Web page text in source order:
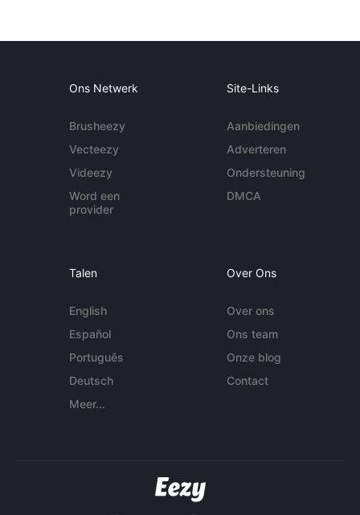
Ons Netwerk
Brusheezy
Vecteezy
Videezy
Word een
provider
Site-Links
Aanbiedingen
Adverteren
Ondersteuning
DMCA
Talen
English
Español
Português
Deutsch
Meer...
Over Ons
Over ons
Ons team
Onze blog
Contact